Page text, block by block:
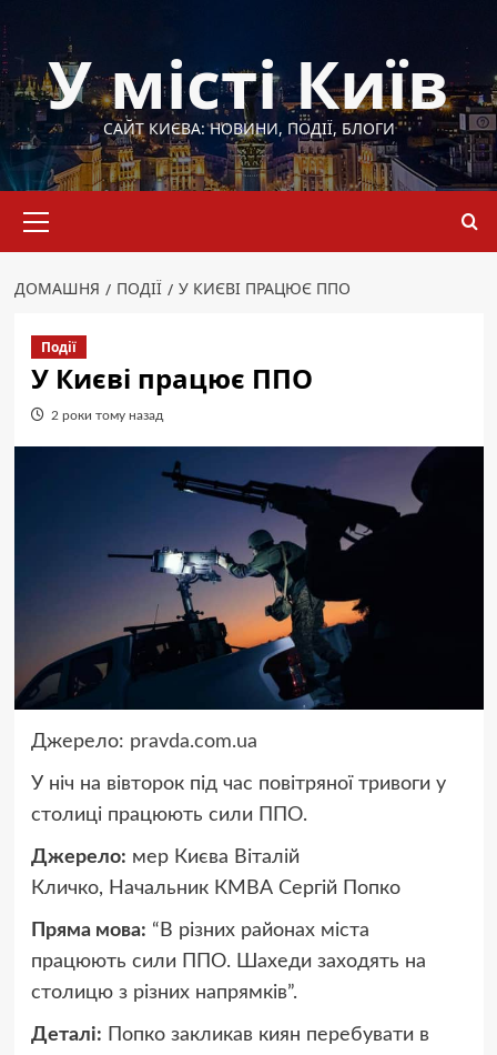
до
вмістуУ місті Київ
САЙТ КИЄВА: НОВИНИ, ПОДІЇ, БЛОГИ
меню
ДОМАШНЯ ПОДІЇ У КИЄВІ ПРАЦЮЄ ППО
Події
У Києві працює ППО
2 роки тому назад
Джерело: pravda.com.ua
У ніч на вівторок під час повітряної тривоги у
столиці працюють сили ППО.
Джерело: мер Києва Віталій
Кличко, Начальник КМВА Сергій Попко
Пряма мова: “В різних районах міста
працюють сили ППО. Шахеди заходять на
столицю з різних напрямків”.
Деталі: Попко закликав киян перебувати в